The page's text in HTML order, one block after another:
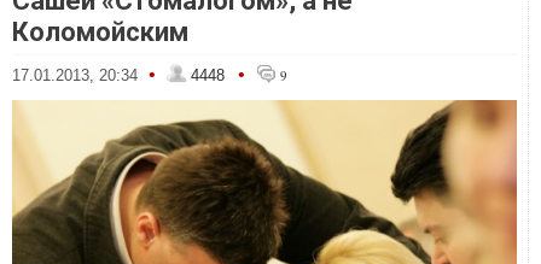
Коломойским
17.01.2013, 20:34 • 4448 • 9